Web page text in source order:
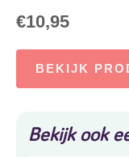
€10,95
BEKIJK
Bekijk ook